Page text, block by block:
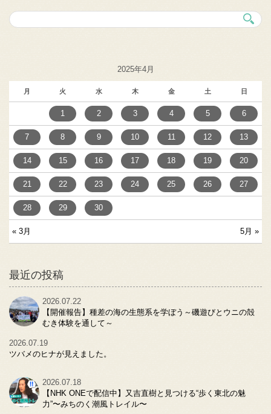
2025年4月
月 火 水 木 金 土 日
« 3月 5月 »
1 2 3 4 5 6
7 8 9 10 11 12 13
14 15 16 17 18 19 20
21 22 23 24 25 26 27
28 29 30
最近の投稿
2026.07.22
【開催報告】種差の海の生態系を学ぼう～磯遊びとウニの殻
むき体験を通して～
2026.07.19
ツバメのヒナが見えました。
2026.07.18
【NHK ONEで配信中】又吉直樹と見つける“歩く東北の魅
力”〜みちのく潮風トレイル〜